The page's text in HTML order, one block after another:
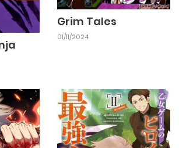
Grim Tales
01/11/2024